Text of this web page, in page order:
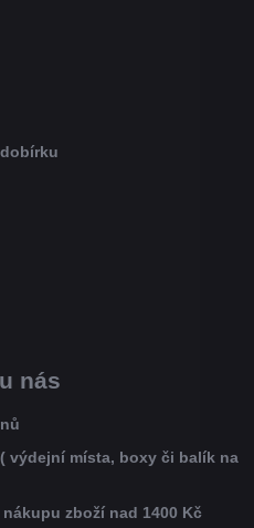
nás
výdejní místa, boxy či balík na
zboží nad 1400 Kč